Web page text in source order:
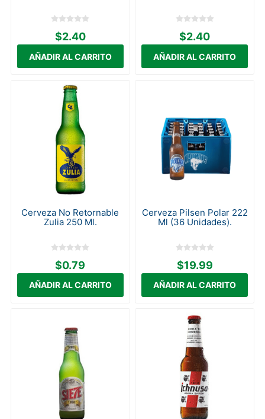
$2.40 $2.40
Cerveza No Retornable
Zulia 250 Ml.
$0.79
Cerveza Pilsen Polar 222
Ml (36 Unidades).
$19.99